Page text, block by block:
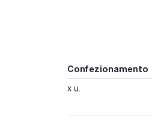
Confezionamento
x u.